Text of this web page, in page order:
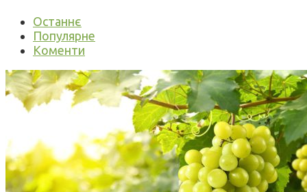
Останнє
Популярне
Коменти